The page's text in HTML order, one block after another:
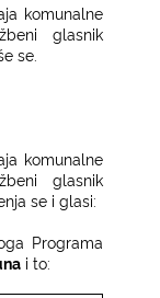
komunalne
glasnik
se.
komunalne
glasnik
se i glasi:
Programa
i to: